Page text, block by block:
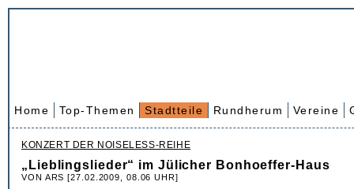
Home Top-Themen Stadtteile Rundherum Vereine
KONZERT DER NOISELESS-REIHE
„Lieblingslieder“ im Jülicher Bonhoeffer-Haus
VON ARS [27.02.2009, 08.06 UHR]